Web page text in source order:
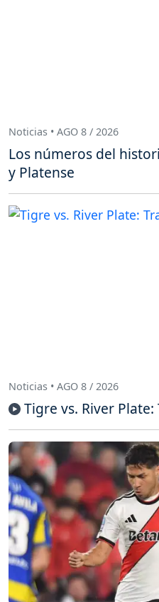
Noticias • AGO 8 / 2026
Los números del
y Platense
Noticias • AGO 8 / 2026
Tigre vs. River